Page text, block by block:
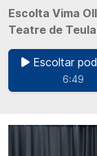
Escolta Vima
Teatre de
Escoltar
6:49